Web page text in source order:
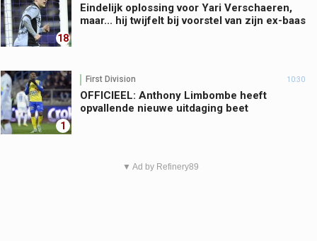
18
Eindelijk oplossing voor Yari Verschaeren,
maar... hij twijfelt bij voorstel van zijn ex-baas
1
First Division 10:30
OFFICIEEL: Anthony Limbombe heeft
opvallende nieuwe uitdaging beet
▼ Ad by Refinery89